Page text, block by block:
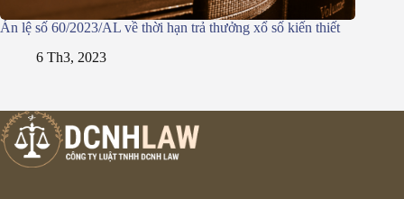
Án lệ số 60/2023/AL về thời hạn trả thưởng xổ số kiến thiết
6 Th3, 2023